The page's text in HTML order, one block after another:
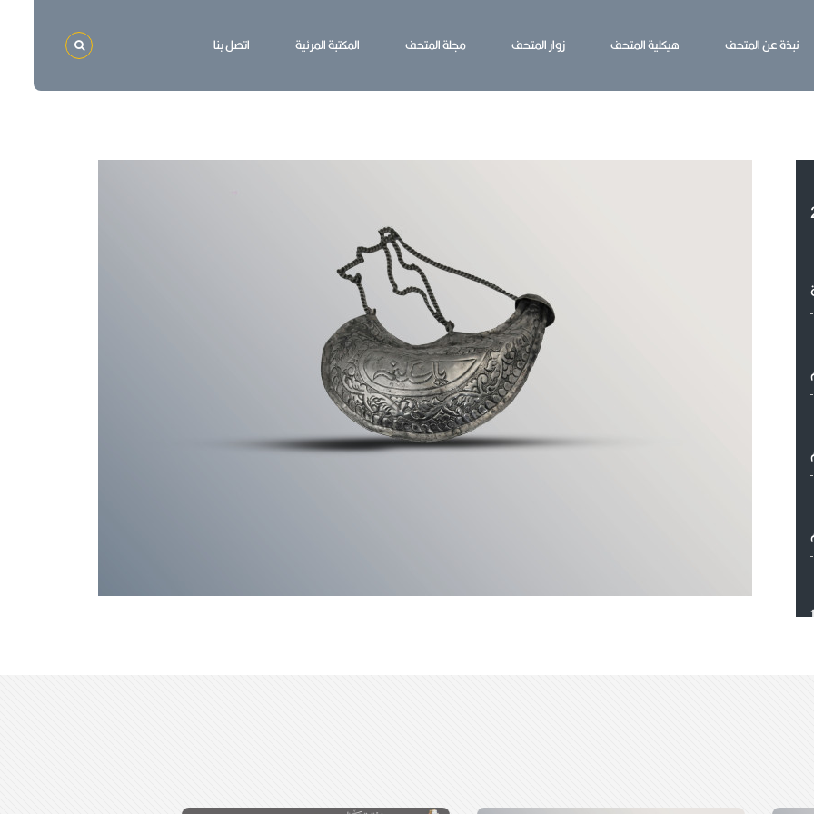
نبذة عن المتحف هيكلية المتحف زوار المتحف مجلة المتحف المكتبة المرئية اتصل بنا